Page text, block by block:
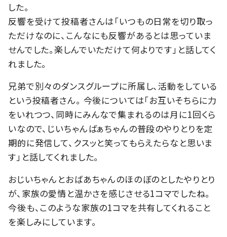
した。
反響を受けて投稿者さんは「いつもの日常を切り取っ
ただけなのに、こんなにも反響があるとは思っていま
せんでした。楽しんでいただけて何よりです」と話してく
れました。
兄弟で別々のダンスグループに所属し、活動をしている
という投稿者さん。 今後については「お互いそちらに力
をいれつつ、同時にみんなで集まれるのは月に1回くら
いなので、じいちゃんばぁちゃんの普段のやりとりを定
期的に発信して、クスッと笑ってもらえたらなと思いま
す」と話してくれました。
おじいちゃんとおばあちゃんのほのぼのとしたやりとり
が、家族の愛情と温かさを感じさせる1コマでしたね。
今後も、このような家族の1コマを共有してくれること
を楽しみにしています。